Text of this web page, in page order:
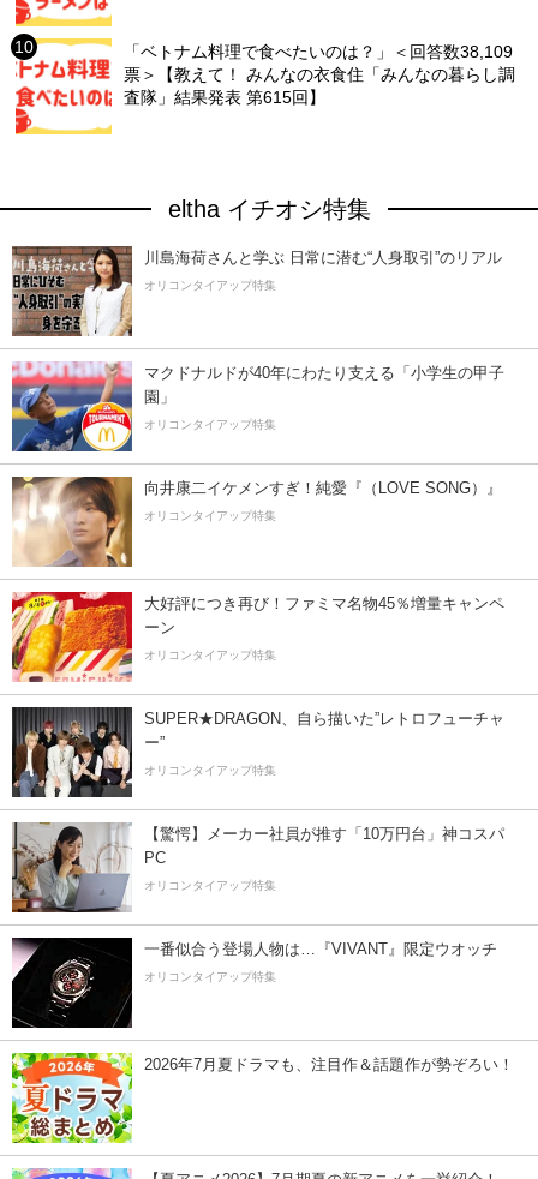
「ベトナム料理で食べたいのは？」＜回答数38,109
票＞【教えて！ みんなの衣食住「みんなの暮らし調
査隊」結果発表 第615回】
eltha イチオシ特集
川島海荷さんと学ぶ 日常に潜む“人身取引”のリアル
オリコンタイアップ特集
マクドナルドが40年にわたり支える「小学生の甲子
園」
オリコンタイアップ特集
向井康二イケメンすぎ！純愛『（LOVE SONG）』
オリコンタイアップ特集
大好評につき再び！ファミマ名物45％増量キャンペ
ーン
オリコンタイアップ特集
SUPER★DRAGON、自ら描いた”レトロフューチャ
ー”
オリコンタイアップ特集
【驚愕】メーカー社員が推す「10万円台」神コスパ
PC
オリコンタイアップ特集
一番似合う登場人物は…『VIVANT』限定ウオッチ
オリコンタイアップ特集
2026年7月夏ドラマも、注目作＆話題作が勢ぞろい！